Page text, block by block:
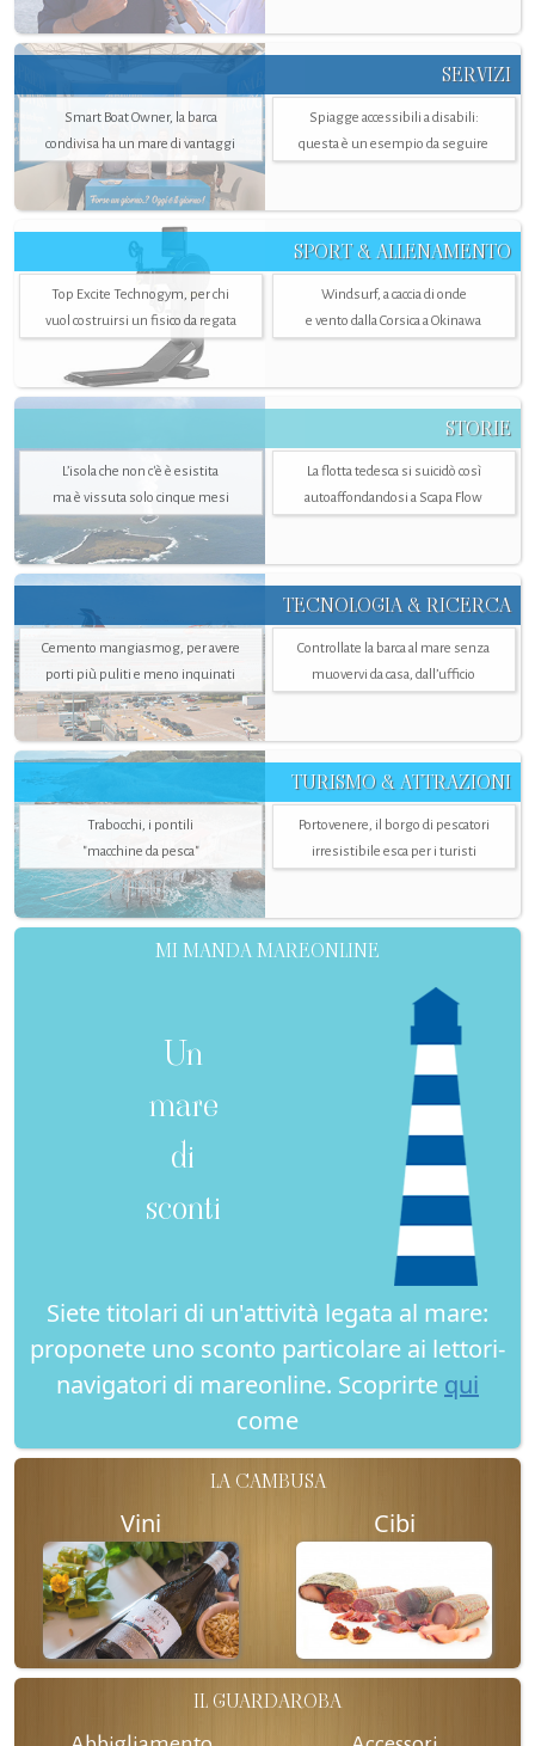
SERVIZI
Smart Boat Owner, la barca
condivisa ha un mare di vantaggi
Spiagge accessibili a disabili:
questa è un esempio da seguire
SPORT & ALLENAMENTO
Top Excite Technogym, per chi
vuol costruirsi un fisico da regata
Windsurf, a caccia di onde
e vento dalla Corsica a Okinawa
STORIE
L’isola che non c'è è esistita
ma è vissuta solo cinque mesi
La flotta tedesca si suicidò così
autoaffondandosi a Scapa Flow
TECNOLOGIA & RICERCA
Cemento mangiasmog, per avere
porti più puliti e meno inquinati
Controllate la barca al mare senza
muovervi da casa, dall’ufficio
TURISMO & ATTRAZIONI
Trabocchi, i pontili
"macchine da pesca"
Portovenere, il borgo di pescatori
irresistibile esca per i turisti
MI MANDA MAREONLINE
Un
mare
di
sconti
Siete titolari di un'attività legata al mare:
proponete uno sconto particolare ai lettori-
navigatori di mareonline. Scoprirte qui
come
LA CAMBUSA
Vini Cibi
IL GUARDAROBA